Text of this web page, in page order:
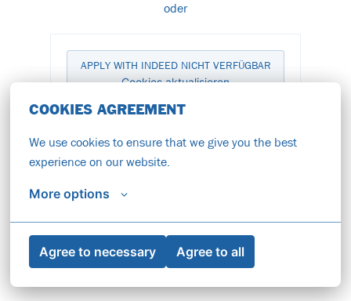
COOKIES AGREEMENT
We use cookies to ensure that we give you the best
experience on our website.
More options
Agree to necessary Agree to all
oder
APPLY WITH INDEED NICHT VERFÜGBAR
Cookies aktualisieren
Cookies aktualisieren
Job teilen